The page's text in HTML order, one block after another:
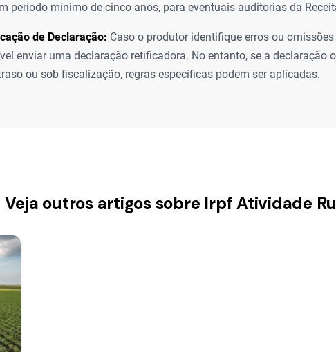
período mínimo de cinco anos, para eventuais auditorias da
de Declaração: Caso o produtor identifique erros ou
enviar uma declaração retificadora. No entanto, se a declaração
ou sob fiscalização, regras específicas podem ser aplicadas.
Veja outros artigos sobre Irpf Atividade